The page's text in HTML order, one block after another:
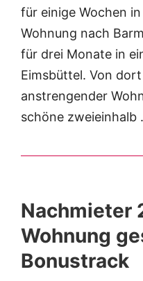
für einige Wochen
Wohnung nach
für drei Monate in
Eimsbüttel. Von
anstrengender
schöne zweieinhalb
Nachmieter
Wohnung
Bonustrack